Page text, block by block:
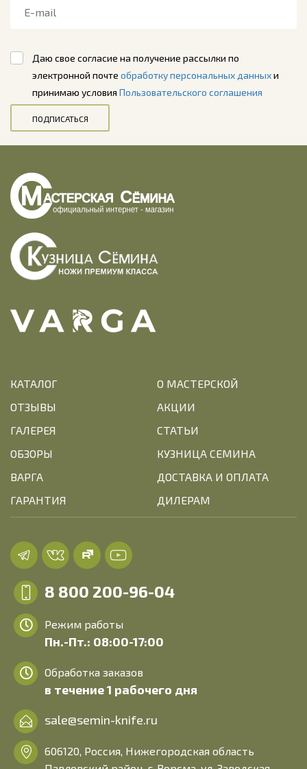
Даю свое согласие на получение рассылки по
электронной почте обработку персональных данныхи
принимаю условия Пользовательского соглашения
ПОДПИСАТЬСЯ
КАТАЛОГ
О МАСТЕРСКОЙ
ОТЗЫВЫ
АКЦИИ
ГАЛЕРЕЯ
СТАТЬИ
ОБЗОРЫ
КУЗНИЦА СЕМИНА
ВАРГА
ДОСТАВКА И ОПЛАТА
ГАРАНТИЯ
ДИЛЕРАМ
8 800 200-96-04
Режим работы
Пн.-Пт.: 08:00-17:00
Обработка заказов
в течение 1 рабочего дня
sale@semin-knife.ru
606120, Россия, Нижегородская область